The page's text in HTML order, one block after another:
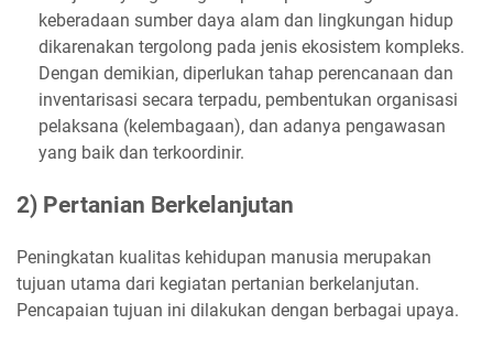
keberadaan sumber daya alam dan lingkungan hidup
dikarenakan tergolong pada jenis ekosistem kompleks.
Dengan demikian, diperlukan tahap perencanaan dan
inventarisasi secara terpadu, pembentukan organisasi
pelaksana (kelembagaan), dan adanya pengawasan
yang baik dan terkoordinir.
2) Pertanian Berkelanjutan
Peningkatan kualitas kehidupan manusia merupakan
tujuan utama dari kegiatan pertanian berkelanjutan.
Pencapaian tujuan ini dilakukan dengan berbagai upaya.